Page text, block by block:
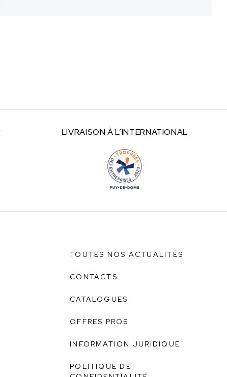
LIVRAISON ÀL’INTERNATIONAL
TOUTES NOS ACTUALITÉS
CONTACTS
CATALOGUES
OFFRES PROS
INFORMATION JURIDIQUE
POLITIQUE DE